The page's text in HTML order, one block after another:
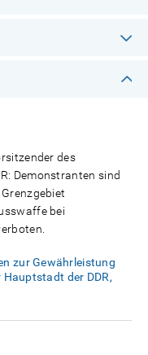
des
Demonstranten sind
bei
zur Gewährleistung
der DDR,